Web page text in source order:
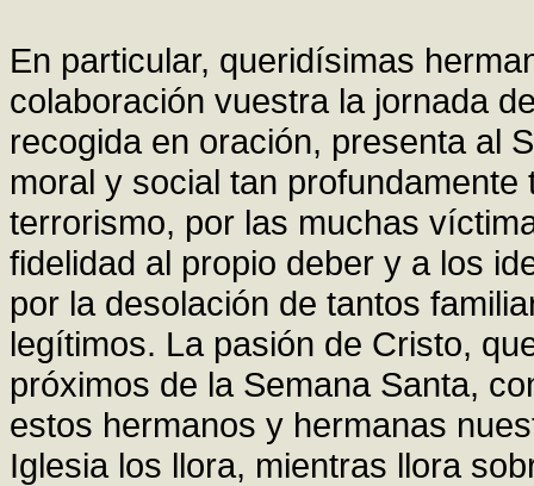
En particular, queridísimas
colaboración vuestra la jornada
recogida en oración, presenta al
moral y social tan
terrorismo, por las muchas
fidelidad al propio deber y a los
por la desolación de tantos
legítimos. La pasión de Cristo,
próximos de la Semana Santa,
estos hermanos y hermanas
Iglesia los llora, mientras llora